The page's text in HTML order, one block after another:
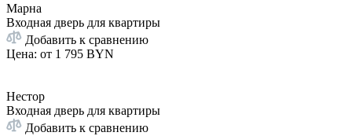
Марна
Входная дверь для квартиры
Добавить к сравнению
Цена: от 1 795 BYN
Нестор
Входная дверь для квартиры
Добавить к сравнению